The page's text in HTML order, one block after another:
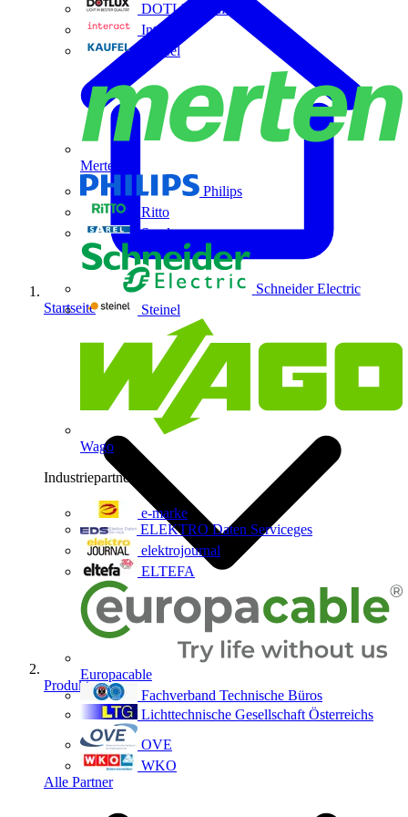
DOTLUX GmbH
Interact
Kaufel
Merten
Philips
Ritto
Sarel
Schneider Electric
Steinel
Wago
Industriepartner
e-marke
ELEKTRO Daten Serviceges
elektrojournal
ELTEFA
Europacable
Fachverband Technische Büros
Lichttechnische Gesellschaft Österreichs
OVE
WKO
Alle Partner
Startseite
Produkte